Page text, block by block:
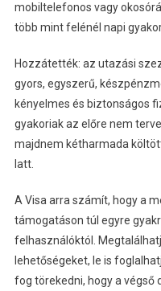
mobiltelefonos vagy
több mint felénél napi
Hozzátették: az utazási
gyors, egyszerű,
kényelmes és biztonságos
gyakoriak az előre nem
majdnem kétharmada
latt.
A Visa arra számít, hogy a
támogatáson túl egyre
felhasználóktól.
lehetőségeket, le is
fog törekedni, hogy a